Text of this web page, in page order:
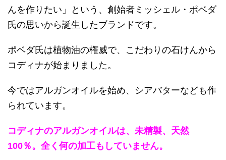
んを作りたい」という、創始者ミッシェル・ポベダ
氏の思いから誕生したブランドです。
ポベダ氏は植物油の権威で、こだわりの石けんから
コディナが始まりました。
今ではアルガンオイルを始め、シアバターなども作
られています。
コディナのアルガンオイルは、未精製、天然
100％。全く何の加工もしていません。